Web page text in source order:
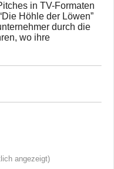
in TV-Formaten
Höhle der Löwen”
durch die
wo ihre
angezeigt)